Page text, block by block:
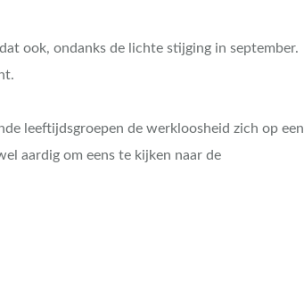
ook, ondanks de lichte stijging in september.
leeftijdsgroepen de werkloosheid zich op een
aardig om eens te kijken naar de